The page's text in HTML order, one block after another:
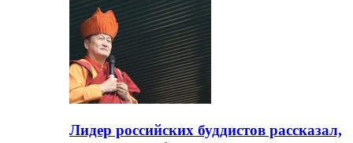
Лидер российских буддистов рассказал,